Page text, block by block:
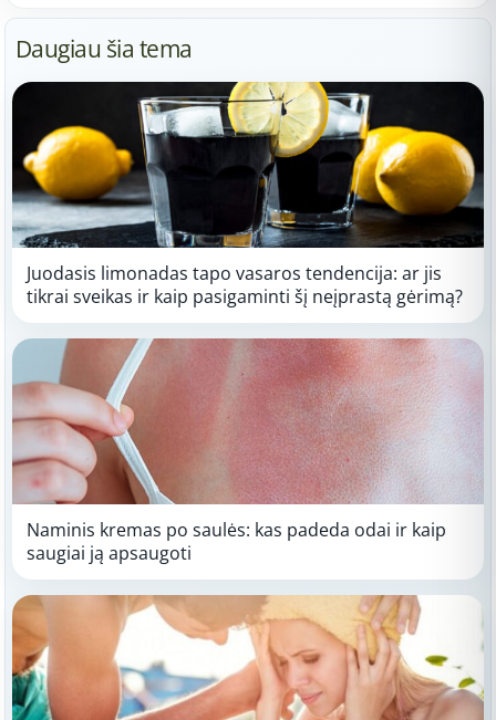
Daugiau šia tema
Juodasis limonadas tapo vasaros tendencija: ar jis
tikrai sveikas ir kaip pasigaminti šį neįprastą gėrimą?
Naminis kremas po saulės: kas padeda odai ir kaip
saugiai ją apsaugoti